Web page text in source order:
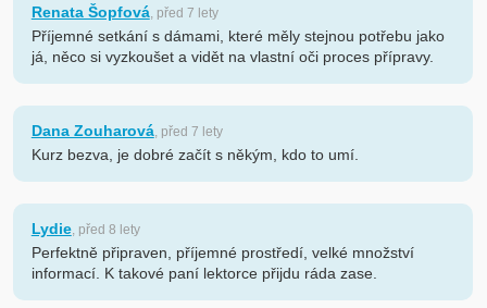
Renata Šopfová, před 7 lety
Příjemné setkání s dámami, které měly stejnou potřebu jako
já, něco si vyzkoušet a vidět na vlastní oči proces přípravy.
Dana Zouharová, před 7 lety
Kurz bezva, je dobré začít s někým, kdo to umí.
Lydie, před 8 lety
Perfektně připraven, příjemné prostředí, velké množství
informací. K takové paní lektorce přijdu ráda zase.